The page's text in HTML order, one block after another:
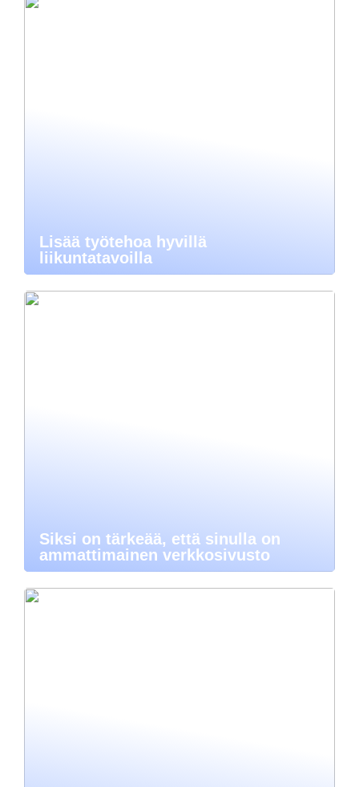
Lisää työtehoa hyvillä
liikuntatavoilla
Siksi on tärkeää, että sinulla on
ammattimainen verkkosivusto